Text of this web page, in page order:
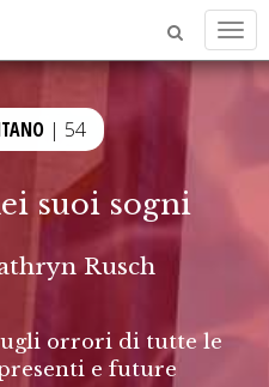
| 54
suoi sogni
Rusch
orrori di tutte le
e future